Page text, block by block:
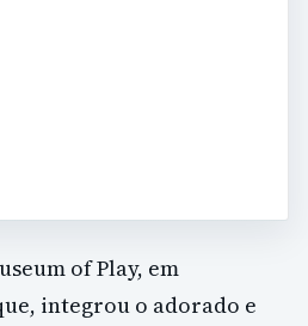
of Play, em
integrou o adorado e